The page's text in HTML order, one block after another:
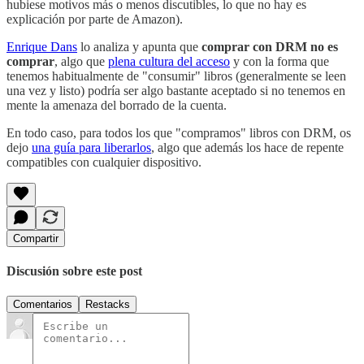
hubiese motivos más o menos discutibles, lo que no hay es
explicación por parte de Amazon).
Enrique Dans lo analiza y apunta que comprar con DRM no es
comprar, algo que plena cultura del acceso y con la forma que
tenemos habitualmente de "consumir" libros (generalmente se leen
una vez y listo) podría ser algo bastante aceptado si no tenemos en
mente la amenaza del borrado de la cuenta.
En todo caso, para todos los que "compramos" libros con DRM, os
dejo una guía para liberarlos, algo que además los hace de repente
compatibles con cualquier dispositivo.
Compartir
Discusión sobre este post
Comentarios Restacks